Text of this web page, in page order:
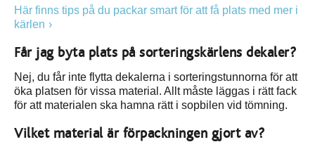
Här finns tips på du packar smart för att få plats med mer i
kärlen
Får jag byta plats på sorteringskärlens dekaler?
Nej, du får inte flytta dekalerna i sorteringstunnorna för att
öka platsen för vissa material. Allt måste läggas i rätt fack
för att materialen ska hamna rätt i sopbilen vid tömning.
Vilket material är förpackningen gjort av?